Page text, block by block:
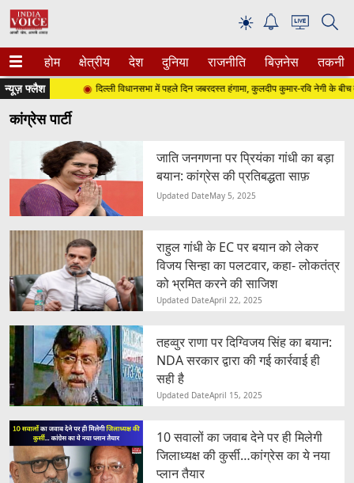
☀
होम क्षेत्रीय देश दुनिया राजनीति बिज़नेस तकनीक
न्यूज़ फ्लैश दिल्ली विधानसभा में पहले दिन जबरदस्त हंगामा, कुलदीप कुमार-रवि नेगी के बीच
कांग्रेस पार्टी
जाति जनगणना पर प्रियंका गांधी का बड़ा
बयान: कांग्रेस की प्रतिबद्धता साफ़
Updated DateMay 5, 2025
राहुल गांधी के EC पर बयान को लेकर
विजय सिन्हा का पलटवार, कहा- लोकतंत्र
को भ्रमित करने की साजिश
Updated DateApril 22, 2025
तहव्वुर राणा पर दिग्विजय सिंह का बयान:
NDA सरकार द्वारा की गई कार्रवाई ही
सही है
Updated DateApril 15, 2025
10 सवालों का जवाब देने पर ही मिलेगी
जिलाध्यक्ष की कुर्सी…कांग्रेस का ये नया
प्लान तैयार